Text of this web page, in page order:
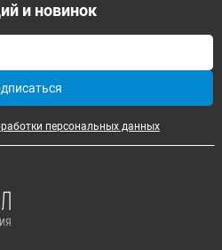
и новинок
персональных данных